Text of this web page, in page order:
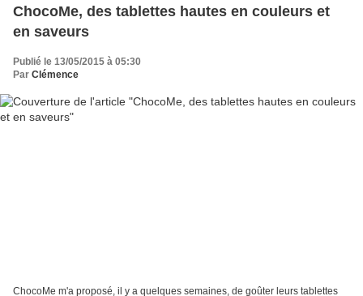
ChocoMe, des tablettes hautes en couleurs et
en saveurs
Publié le 13/05/2015 à 05:30
Par Clémence
ChocoMe m'a proposé, il y a quelques semaines, de goûter leurs tablettes